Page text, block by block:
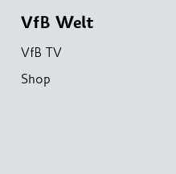
VfB Welt
VfB TV
Shop